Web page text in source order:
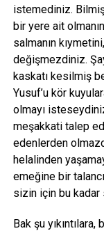
istemediniz.
bir yere ait
salmanın
değişmezdiniz.
kaskatı kesilmiş
Yusuf’u kör
olmayı
meşakkati talep
edenlerden
helalinden
emeğine bir
sizin için bu kadar
Bak şu yıkıntılara,